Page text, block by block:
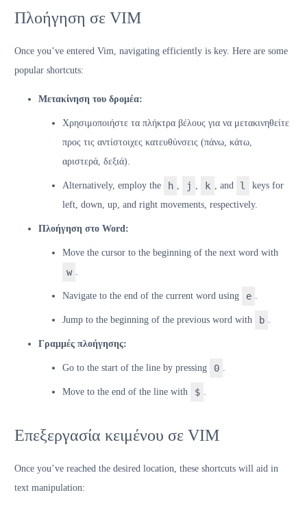
Πλοήγηση σε VIM
Once you’ve entered Vim, navigating efficiently is key. Here are some
popular shortcuts:
Μετακίνηση του δρομέα:
Χρησιμοποιήστε τα πλήκτρα βέλους για να μετακινηθείτε
προς τις αντίστοιχες κατευθύνσεις (πάνω, κάτω,
αριστερά, δεξιά).
Alternatively, employ the h j k , and l
keys for
left, down, up, and right movements, respectively.
Πλοήγηση στο Word:
Move the cursor to the beginning of the next word with
w
Navigate to the end of the current word using e
Jump to the beginning of the previous word with b
Γραμμές πλοήγησης:
Go to the start of the line by pressing 0
Move to the end of the line with $
Επεξεργασία κειμένου σε VIM
Once you’ve reached the desired location, these shortcuts will aid in
text manipulation: